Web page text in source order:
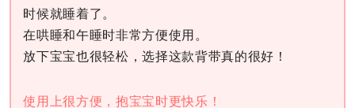
时候就睡着了。
在哄睡和午睡时非常方便使用。
放下宝宝也很轻松，选择这款背带真的很好！
使用上很方便，抱宝宝时更快乐！